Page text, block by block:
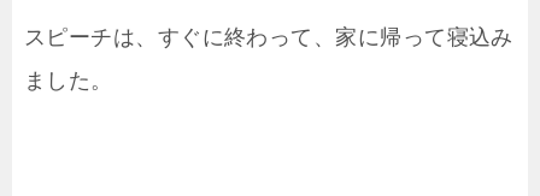
スピーチは、すぐに終わって、家に帰って寝込み
ました。